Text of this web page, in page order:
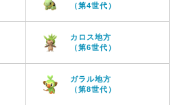
（第4世代）
カロス地方
（第6世代）
ガラル地方
（第8世代）